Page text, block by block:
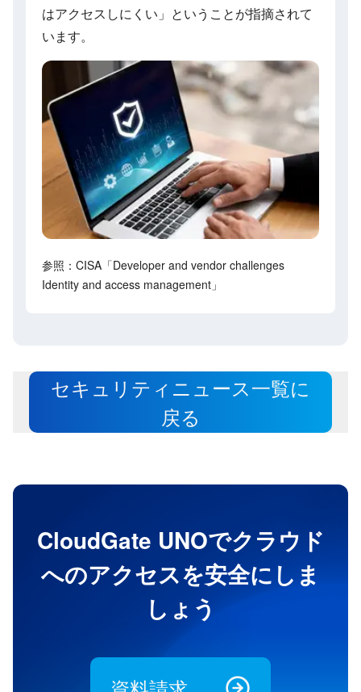
はアクセスしにくい」ということが指摘されて
います。
参照：CISA「Developer and vendor challenges
Identity and access management」
セキュリティニュース一覧に
戻る
CloudGate UNOでクラウド
へのアクセスを安全にしま
しょう